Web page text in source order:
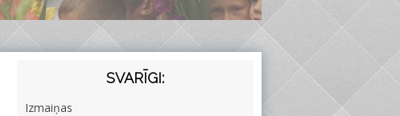
SVARĪGI:
Izmaiņas